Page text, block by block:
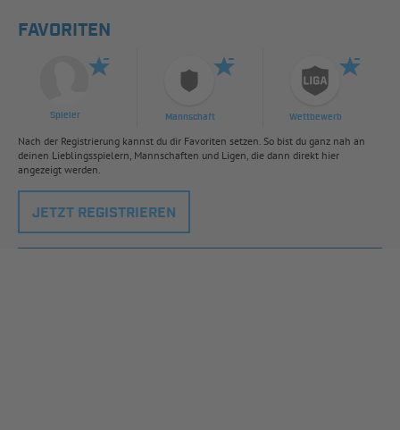
FAVORITEN
Spieler Mannschaft Wettbewerb
Nach der Registrierung kannst du dir Favoriten setzen. So bist du ganz nah an
deinen Lieblingsspielern, Mannschaften und Ligen, die dann direkt hier
angezeigt werden.
JETZT REGISTRIEREN